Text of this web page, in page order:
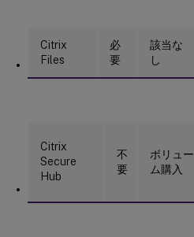
Citrix
Files
必
要
該当な
し
Citrix
Secure
Hub
不
要
ボリュー
ム購入